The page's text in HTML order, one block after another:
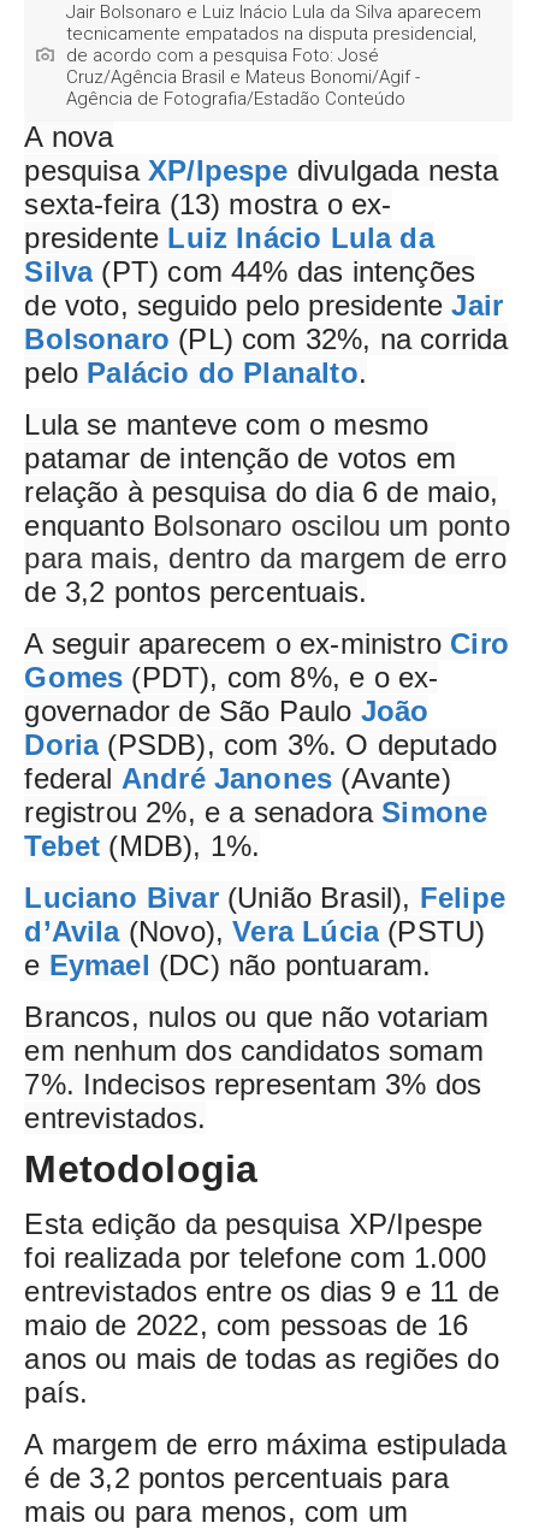
Jair Bolsonaro e Luiz Inácio Lula da Silva aparecem
tecnicamente empatados na disputa presidencial,
de acordo com a pesquisa Foto: José
Cruz/Agência Brasil e Mateus Bonomi/Agif -
Agência de Fotografia/Estadão Conteúdo
A nova
pesquisa XP/Ipespe divulgada nesta
sexta-feira (13) mostra o ex-
presidente Luiz Inácio Lula da
Silva (PT) com 44% das intenções
de voto, seguido pelo presidenteJair
Bolsonaro (PL) com 32%, na corrida
pelo Palácio do Planalto.
Lula se manteve com o mesmo
patamar de intenção de votos em
relação à pesquisa do dia 6 de maio,
enquanto Bolsonaro oscilou um ponto
para mais, dentro da margem de erro
de 3,2 pontos percentuais.
A seguir aparecem o ex-ministro Ciro
Gomes (PDT), com 8%, e o ex-
governador de São Paulo João
Doria (PSDB), com 3%. O deputado
federal André Janones (Avante)
registrou 2%, e a senadoraSimone
Tebet (MDB), 1%.
Luciano Bivar(União Brasil), Felipe
d’Avila(Novo),Vera Lúcia (PSTU)
e Eymael (DC) não pontuaram.
Brancos, nulos ou que não votariam
em nenhum dos candidatos somam
7%. Indecisos representam 3% dos
entrevistados.
Metodologia
Esta edição da pesquisa XP/Ipespe
foi realizada por telefone com 1.000
entrevistados entre os dias 9 e 11 de
maio de 2022, com pessoas de 16
anos ou mais de todas as regiões do
país.
A margem de erro máxima estipulada
é de 3,2 pontos percentuais para
mais ou para menos, com um